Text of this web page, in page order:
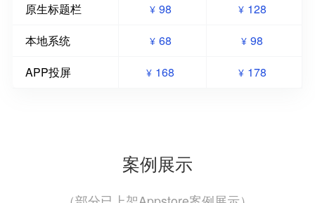
原生标题栏
¥ 98 ¥ 128
本地系统
¥ 68 ¥ 98
APP投屏
¥ 168 ¥ 178
案例展示